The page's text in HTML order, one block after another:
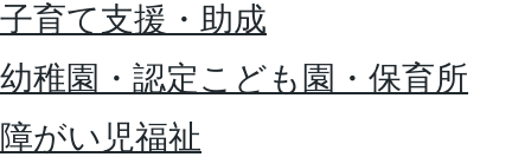
子育て支援・助成
幼稚園・認定こども園・保育所
障がい児福祉